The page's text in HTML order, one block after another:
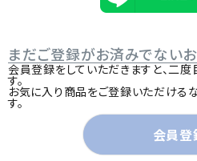
まだご登録がお済みでない
会員登録をしていただきますと、二
す。
お気に入り商品をご登録いただける
す。
会員登